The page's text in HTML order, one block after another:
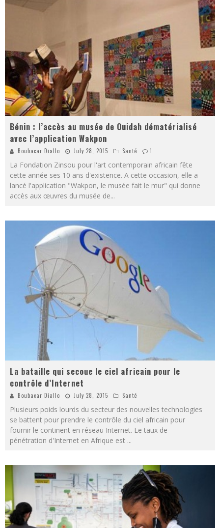
Bénin : l’accès au musée de Ouidah dématérialisé
avec l’application Wakpon
Boubacar Diallo July 28, 2015 Santé 1
La Fondation Zinsou pour l'art contemporain africain fête
cette année ses 10 ans d'existence. A cette occasion, elle a
lancé l'application "Wakpon, le musée fait le mur" qui donne
accès aux œuvres du musée de...
La bataille qui secoue le ciel africain pour le
contrôle d’Internet
Boubacar Diallo July 28, 2015 Santé
Plusieurs poids lourds du secteur des nouvelles technologies
se battent pour prendre le contrôle du ciel africain pour
fournir le continent en réseau Internet. Le taux de
pénétration d'Internet en Afrique est ...